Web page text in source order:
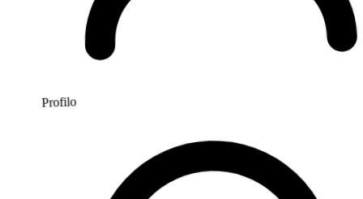
Profilo